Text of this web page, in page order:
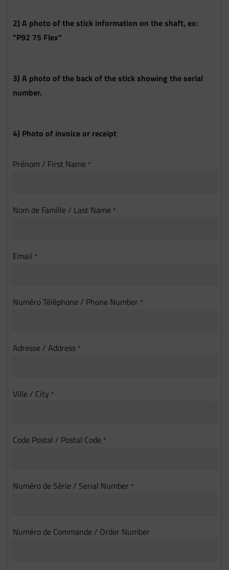
2) A photo of the stick information on the shaft, ex:
"P92 75 Flex"
3) A photo of the back of the stick showing the serial
number.
4) Photo of invoice or receipt
Prénom / First Name *
Nom de Famille / Last Name *
Email *
Numéro Téléphone / Phone Number *
Adresse / Address *
Ville / City *
Code Postal / Postal Code *
Numéro de Série / Serial Number *
Numéro de Commande / Order Number